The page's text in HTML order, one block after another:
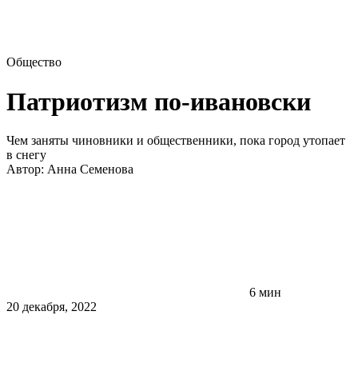
Общество
Патриотизм по-ивановски
Чем заняты чиновники и общественники, пока город утопает
в снегу
Автор: Анна Семенова
6 мин
20 декабря, 2022